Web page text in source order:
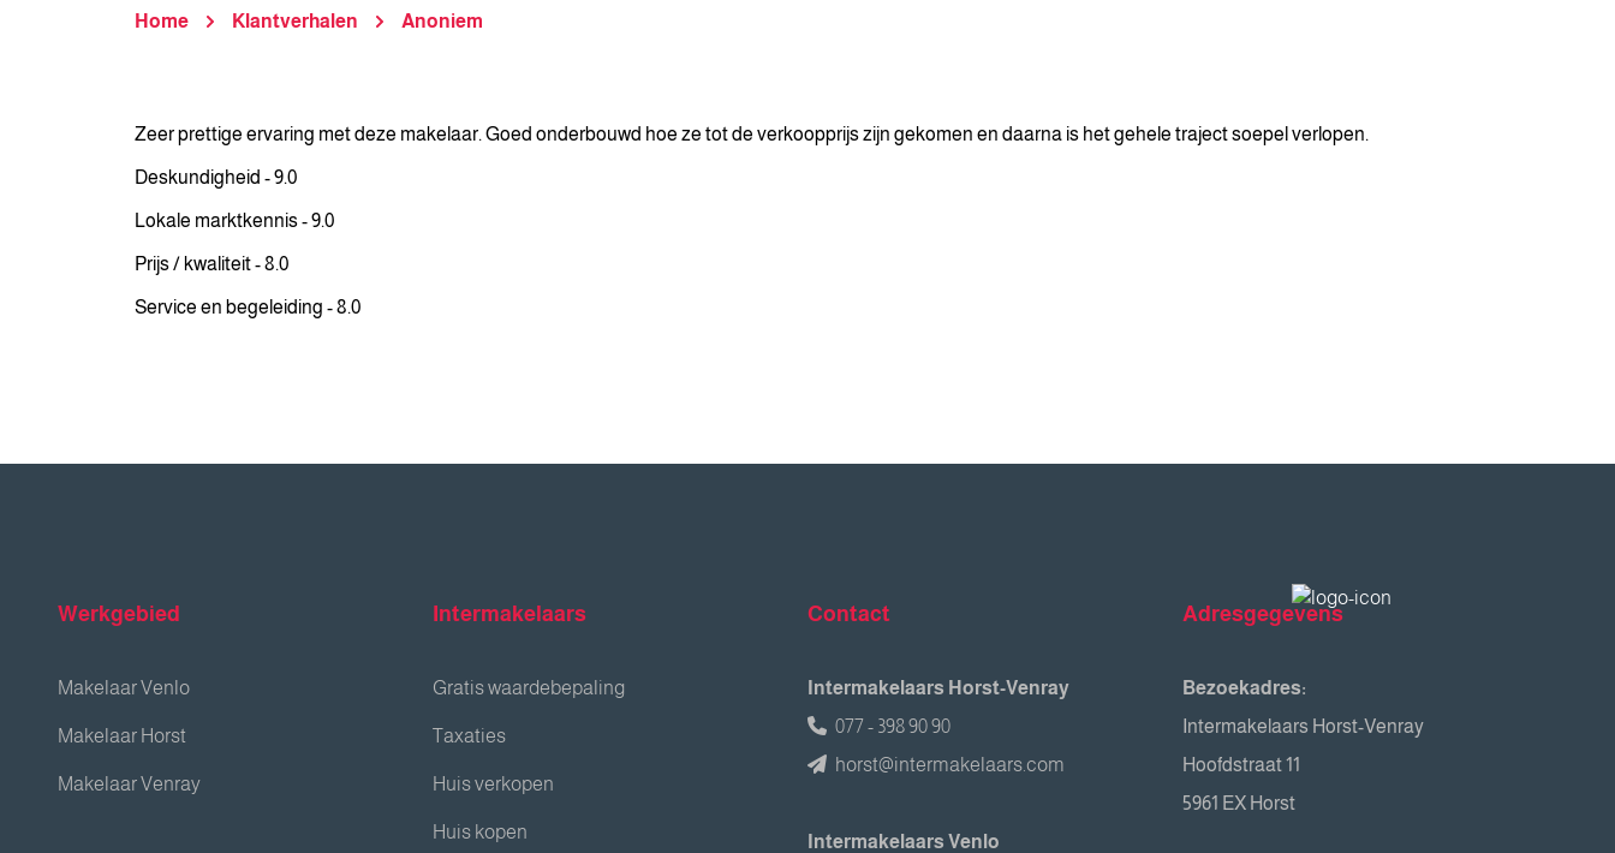
Home Klantverhalen Anoniem
Zeer prettige ervaring met deze makelaar. Goed onderbouwd hoe ze tot de verkoopprijs zijn gekomen en daarna is het gehele traject soepel verlopen.
Deskundigheid - 9.0
Lokale marktkennis - 9.0
Prijs / kwaliteit - 8.0
Service en begeleiding - 8.0
Werkgebied
Makelaar Venlo
Makelaar Horst
Makelaar Venray
Intermakelaars
Gratis waardebepaling
Taxaties
Huis verkopen
Huis kopen
Contact
Intermakelaars Horst-Venray
077 - 398 90 90
horst@intermakelaars.com
Intermakelaars Venlo
Adresgegevens
Bezoekadres:
Intermakelaars Horst-Venray
Hoofdstraat 11
5961 EX Horst